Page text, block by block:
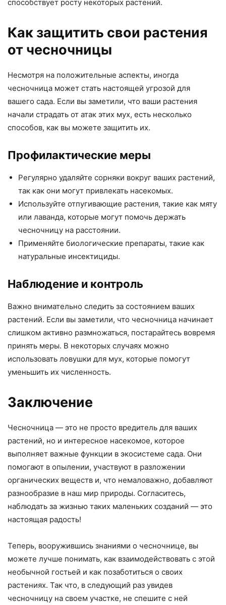
способствует росту некоторых растений.
Как защитить свои растения
от чесночницы
Несмотря на положительные аспекты, иногда
чесночница может стать настоящей угрозой для
вашего сада. Если вы заметили, что ваши растения
начали страдать от атак этих мух, есть несколько
способов, как вы можете защитить их.
Профилактические меры
Регулярно удаляйте сорняки вокруг ваших растений,
так как они могут привлекать насекомых.
Используйте отпугивающие растения, такие как мяту
или лаванда, которые могут помочь держать
чесночницу на расстоянии.
Применяйте биологические препараты, такие как
натуральные инсектициды.
Наблюдение и контроль
Важно внимательно следить за состоянием ваших
растений. Если вы заметили, что чесночница начинает
слишком активно размножаться, постарайтесь вовремя
принять меры. В некоторых случаях можно
использовать ловушки для мух, которые помогут
уменьшить их численность.
Заключение
Чесночница — это не просто вредитель для ваших
растений, но и интересное насекомое, которое
выполняет важные функции в экосистеме сада. Они
помогают в опылении, участвуют в разложении
органических веществ и, что немаловажно, добавляют
разнообразие в наш мир природы. Согласитесь,
наблюдать за жизнью таких маленьких созданий — это
настоящая радость!
Теперь, вооружившись знаниями о чесночнице, вы
можете лучше понимать, как взаимодействовать с этой
необычной гостьей и как позаботиться о своих
растениях. Так что, в следующий раз увидев
чесночницу на своем участке, не спешите с ней